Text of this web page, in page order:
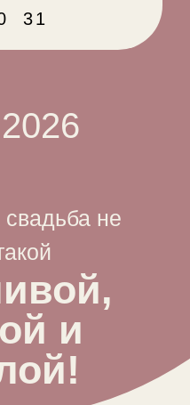
31
не
и